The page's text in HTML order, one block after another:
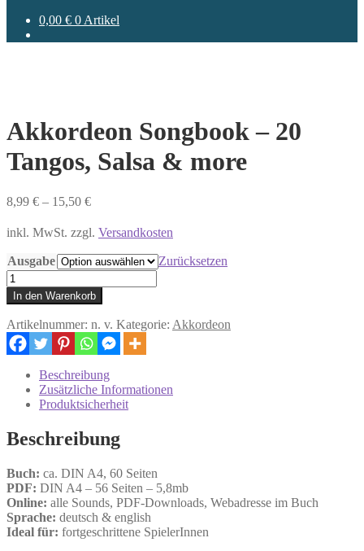
0,00 € 0 Artikel
Akkordeon Songbook – 20
Tangos, Salsa & more
8,99 € – 15,50 €
inkl. MwSt. zzgl. Versandkosten
Ausgabe
Zurücksetzen
Akkordeon
Songbook
-
20
Tangos,
Salsa
more
Menge
In den Warenkorb
Artikelnummer: n. v. Kategorie: Akkordeon
Beschreibung
Zusätzliche Informationen
Produktsicherheit
Beschreibung
Buch: ca. DIN A4, 60 Seiten
PDF: DIN A4 – 56 Seiten – 5,8mb
Online: alle Sounds, PDF-Downloads, Webadresse im Buch
Sprache: deutsch & english
Ideal für: fortgeschrittene SpielerInnen